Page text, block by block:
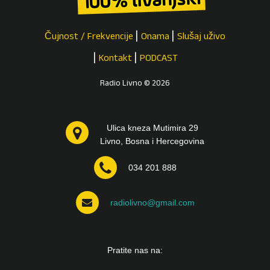
Čujnost / Frekvencije Onama Slušaj uživo
Kontakt PODCAST
Radio Livno © 2026
Ulica kneza Mutimira 29
Livno, Bosna i Hercegovina
034 201 888
radiolivno@gmail.com
Pratite nas na: